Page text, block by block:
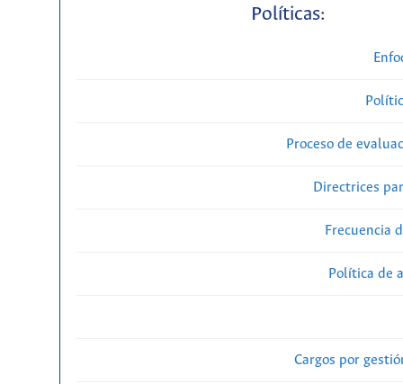
Políticas:
Proceso de
Directrices
Frecuencia
Política de
Cargos por